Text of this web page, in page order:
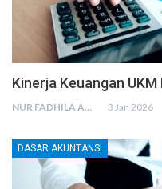
Kinerja Keuangan
NUR FADHILA AMRI, SE., AK., M.SI 3 Jan 2026
DASAR AKUNTANSI